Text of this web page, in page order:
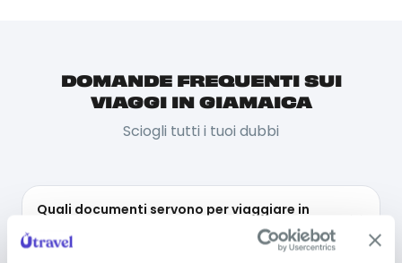
DOMANDE FREQUENTI SUI
VIAGGI IN GIAMAICA
Sciogli tutti i tuoi dubbi
Quali documenti servono per viaggiare in